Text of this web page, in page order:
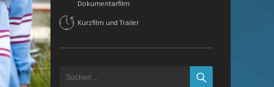
Dokumentarfilm
Kurzfilm und Trailer